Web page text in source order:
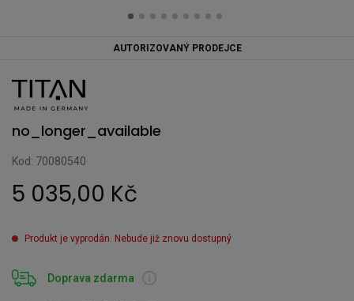
AUTORIZOVANÝ PRODEJCE
no_longer_available
Kod: 70080540
5 035,00 Kč
Produkt je vyprodán. Nebude již znovu dostupný
Doprava zdarma